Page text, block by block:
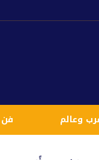
وعالم فن